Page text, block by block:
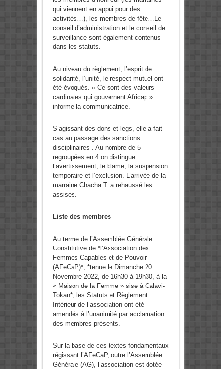
qui viennent en appui pour des
activités…), les membres de fête…Le
conseil d’administration et le conseil de
surveillance sont également contenus
dans les statuts.
Au niveau du règlement, l’esprit de
solidarité, l’unité, le respect mutuel ont
été évoqués. « Ce sont des valeurs
cardinales qui gouvernent Africap »
informe la communicatrice.
S’agissant des dons et legs, elle a fait
cas au passage des sanctions
disciplinaires . Au nombre de 5
regroupées en 4 on distingue
l’avertissement, le blâme, la suspension
temporaire et l’exclusion. L’arrivée de la
marraine Chacha T. a rehaussé les
assises.
Liste des membres
Au terme de l’Assemblée Générale
Constitutive de *l’Association des
Femmes Capables et de Pouvoir
(AFeCaP)*, *tenue le Dimanche 20
Novembre 2022, de 16h30 à 19h30, à la
« Maison de la Femme » sise à Calavi-
Tokan*, les Statuts et Règlement
Intérieur de l’association ont été
amendés à l’unanimité par acclamation
des membres présents.
Sur la base de ces textes fondamentaux
régissant l’AFeCaP, outre l’Assemblée
Générale (AG), l’association est dotée